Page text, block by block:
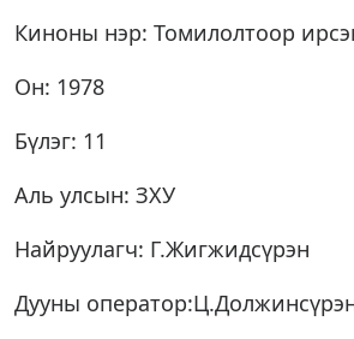
Киноны нэр: Томилолтоор
Он: 1978
Бүлэг: 11
Аль улсын: ЗХУ
Найруулагч: Г.Жигжидсүрэн
Дууны